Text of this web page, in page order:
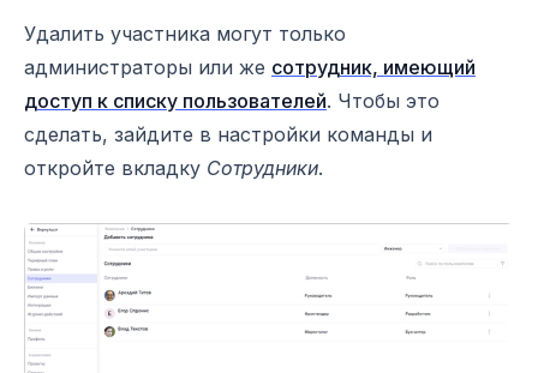
Удалить участника могут только
администраторы или же сотрудник, имеющий
доступ к списку пользователей. Чтобы это
сделать, зайдите в настройки команды и
откройте вкладку Сотрудники.